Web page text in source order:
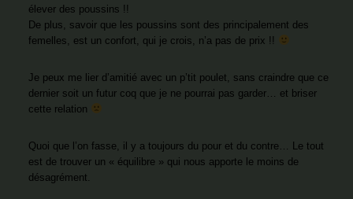
élever des poussins !!
De plus, savoir que les poussins sont des principalement des
femelles, est un confort, qui je crois, n’a pas de prix !!
Je peux me lier d’amitié avec un p’tit poulet, sans craindre que ce
dernier soit un futur coq que je ne pourrai pas garder… et briser
cette relation
Quoi que l’on fasse, il y a toujours du pour et du contre… Le tout
est de trouver un « équilibre » qui nous apporte le moins de
désagrément.